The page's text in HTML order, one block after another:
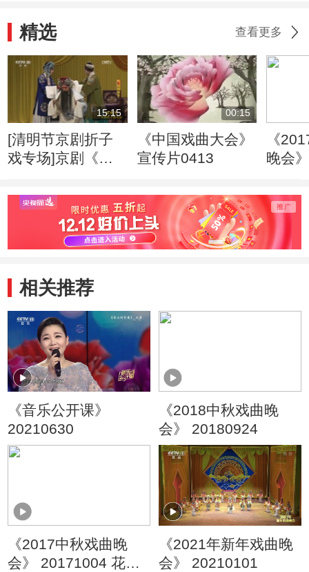
精选 查看更多
15:15
[清明节京剧折子
戏专场]京剧《岳
国家京剧院
00:15
《中国戏曲大会》
宣传片0413
《
晚会
相关推荐
《音乐公开课》
20210630
《2018中秋戏曲晚
会》 20180924
《2017中秋戏曲晚
会》 20171004 花好
《2021年新年戏曲晚
会》 20210101